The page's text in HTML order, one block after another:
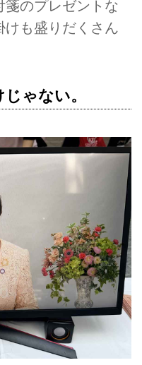
のプレゼントな
けも盛りだくさん
ゃない。